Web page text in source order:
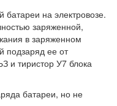
батареи на электровозе.
заряженной,
в заряженном
подзаряд ее от
и тиристор У7 блока
батареи, но не